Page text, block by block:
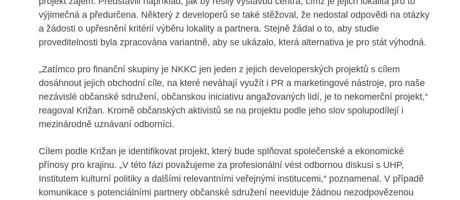
výjimečná a předurčena. Některý z developerů se také stěžoval, že nedostal odpovědi na otázky
a žádosti o upřesnění kritérií výběru lokality a partnera. Stejně žádal o to, aby studie
proveditelnosti byla zpracována variantně, aby se ukázalo, která alternativa je pro stát výhodná.
„Zatímco pro finanční skupiny je NKKC jen jeden z jejich developerských projektů s cílem
dosáhnout jejich obchodní cíle, na které neváhají využít i PR a marketingové nástroje, pro naše
nezávislé občanské sdružení, občanskou iniciativu angažovaných lidí, je to nekomerční projekt,“
reagoval Križan. Kromě občanských aktivistů se na projektu podle jeho slov spolupodílejí i
mezinárodně uznávaní odborníci.
Cílem podle Križan je identifikovat projekt, který bude splňovat společenské a ekonomické
přínosy pro krajinu. „V této fázi považujeme za profesionální vést odbornou diskusi s UHP,
Institutem kulturní politiky a dalšími relevantními veřejnými institucemi,“ poznamenal. V případě
komunikace s potenciálními partnery občanské sdružení neeviduje žádnou nezodpovězenou